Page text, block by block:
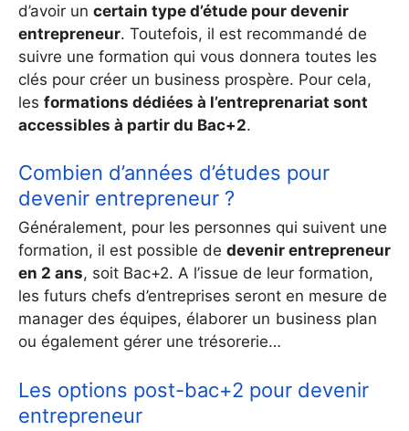
d’avoir un certain type d’étude pour devenir
entrepreneur. Toutefois, il est recommandé de
suivre une formation qui vous donnera toutes les
clés pour créer un business prospère. Pour cela,
les formations dédiées à l’entreprenariat sont
accessibles à partir du Bac+2.
Combien d’années d’études pour
devenir entrepreneur ?
Généralement, pour les personnes qui suivent une
formation, il est possible de devenir entrepreneur
en 2 ans, soit Bac+2. A l’issue de leur formation,
les futurs chefs d’entreprises seront en mesure de
manager des équipes, élaborer un business plan
ou également gérer une trésorerie…
Les options post-bac+2 pour devenir
entrepreneur